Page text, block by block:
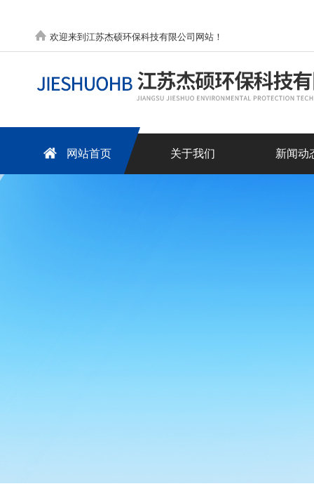
欢迎来到江苏杰硕环保科技有限公司网站！
网站首页 关于我们 新闻动